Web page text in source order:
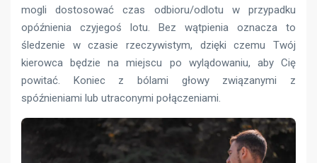
mogli dostosować czas odbioru/odlotu w przypadku
opóźnienia czyjegoś lotu. Bez wątpienia oznacza to
śledzenie w czasie rzeczywistym, dzięki czemu Twój
kierowca będzie na miejscu po wylądowaniu, aby Cię
powitać. Koniec z bólami głowy związanymi z
spóźnieniami lub utraconymi połączeniami.